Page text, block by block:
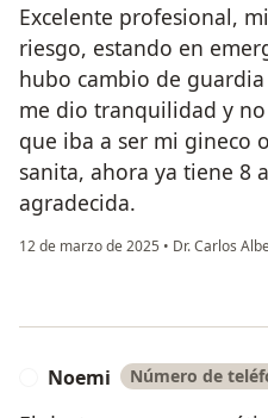
Excelente profesional,
riesgo, estando en
hubo cambio de
me dio tranquilidad y
que iba a ser mi gineco
sanita, ahora ya tiene 8
agradecida.
12 de marzo de 2025 • Dr. Carlos
Noemi Número de